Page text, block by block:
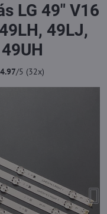
LG 49" V16
49LJ,
4.97/5 (32x)